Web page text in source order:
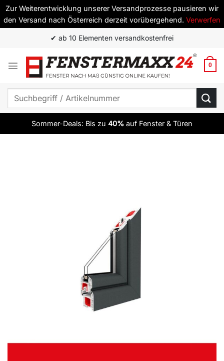
Zur Weiterentwicklung unserer Versandprozesse pausieren wir
den Versand nach Österreich derzeit vorübergehend. Verwerfen
springen
✔ ab 10 Elementen versandkostenfrei
0
Suchen
Sommer-Deals: Bis zu 40% auf Fenster & Türen